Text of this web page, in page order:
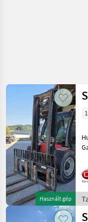
Használt gép